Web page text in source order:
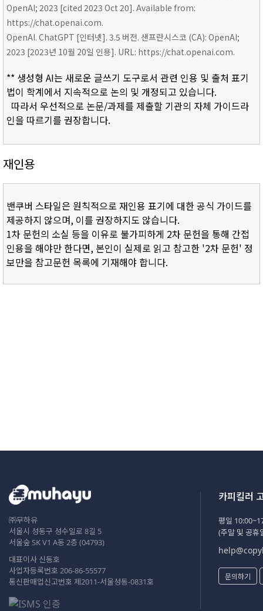
OpenAI; 2023 [cited 2023 Oct 20]. Available from:
https://chat.openai.com.
OpenAI. ChatGPT [인터넷]. 3.5 버전. 샌프란시스코 (CA): OpenAI;
2023 [2023년 10월 20일 인용]. URL: https://chat.openai.com.
** 생성형 AI는 새로운 글쓰기 도구로서 관련 인용 및 출처 표기
법이 학계에서 지속적으로 논의 및 개정되고 있습니다.
따라서 우선적으로 논문/과제를 제출할 기관의 자체 가이드라
인을 따르기를 권장합니다.
재인용
밴쿠버 스타일은 원칙적으로 재인용 표기에 대한 공식 가이드를
제공하지 않으며, 이를 권장하지도 않습니다.
1차 문헌의 소실 등을 이유로 불가피하게 2차 문헌을 통해 간접
인용을 해야만 한다면, 본인이 실제로 읽고 참고한 '2차 문헌' 정
보만을 참고문헌 목록에 기재해야 합니다.
㈜무하유
서울시 성동구 성수일로 8길 5
서울숲 SK V1 A동 2층 (04793)
대표이사 신동호
사업자등록번호 206-86-55577
통신판매업신고번호 제2011-서울성동-0831호
카피킬러
평일
(주말 및 공휴
문의하기